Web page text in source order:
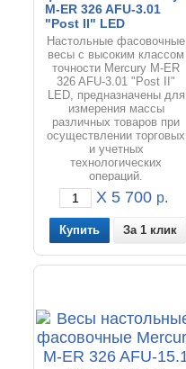
M-ER 326 AFU-3.01
"Post II" LED
Настольные фасовочные
весы с высоким классом
точности Mercury M-ER
326 AFU-3.01 "Post II"
LED, предназначены для
измерения массы
различных товаров при
осуществлении торговых
и учетных
технологических
операций.
X 5 700 р.
За 1 клик